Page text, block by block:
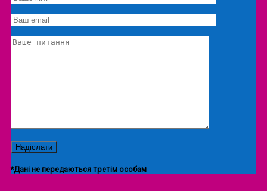
Екскурсія/локація
*Дані не передаються третім особам